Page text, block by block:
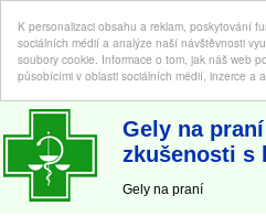
K personalizaci obsahu a reklam, poskytování
sociálních médií a analýze naší návštěvnosti
soubory cookie. Informace o tom, jak náš web
působícími v oblasti sociálních médií, inzerce a
ABC-LEKARNA.cz | Poradna a
Gely na
zkušenosti s
Gely na praní